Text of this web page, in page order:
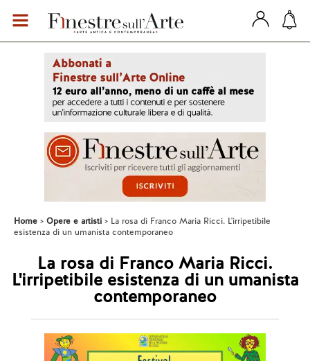
Home Opere e artisti
La rosa di Franco Maria Ricci. L'irripetibile
esistenza di un umanista contemporaneo
La rosa di Franco Maria Ricci.
L'irripetibile esistenza di un umanista
contemporaneo